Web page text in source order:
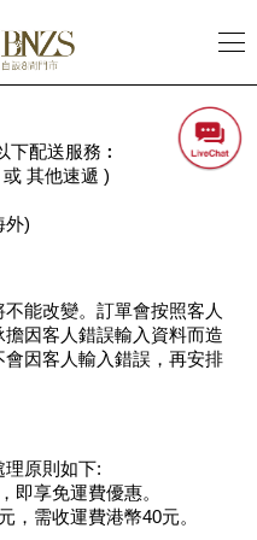
下配送服務︰
其他速遞 )
外)
能改變。訂單會按照客人
因客人錯誤輸入資料而造
因客人輸入錯誤，再安排
理原則如下:
即享免運費優惠。
元，需收運費港幣40元。